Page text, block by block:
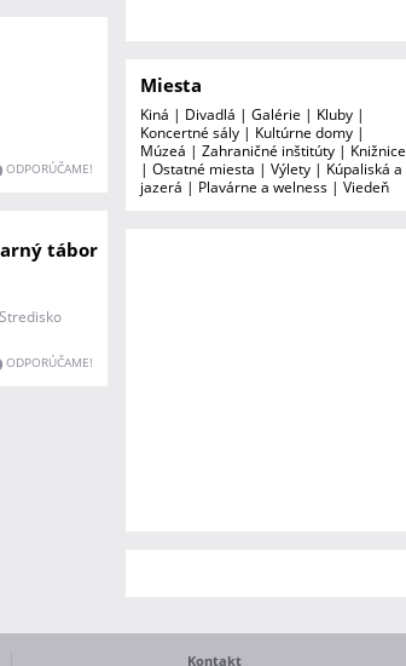
ODPORÚČAME!
tábor
ODPORÚČAME!
Miesta
Kiná | Divadlá | Galérie | Kluby |
Koncertné sály | Kultúrne domy |
Múzeá | Zahraničné inštitúty | Knižnice
| Ostatné miesta | Výlety | Kúpaliská a
jazerá | Plavárne a welness | Viedeň
Kontakt